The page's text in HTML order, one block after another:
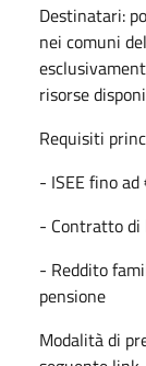
Destinatari:
nei comuni
risorse
Requisiti
- ISEE fino
- Contratto di
- Reddito
pensione
Modalità di